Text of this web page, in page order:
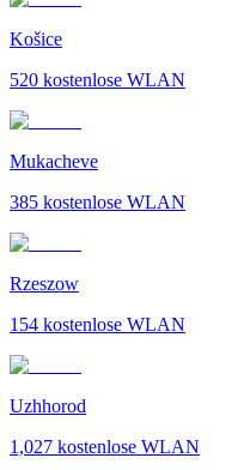
Košice
520 kostenlose WLAN
Mukacheve
385 kostenlose WLAN
Rzeszow
154 kostenlose WLAN
Uzhhorod
1,027 kostenlose WLAN